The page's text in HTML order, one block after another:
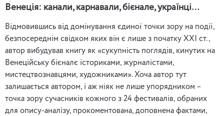
Венеція: канали, карнавали, бієнале, українці…
Відмовившись від домінування єдиної точки зору на події,
безпосереднім свідком яких він є лише з початку ХХІ ст.,
автор вибудував книгу як «сукупність поглядів, кинутих на
Венеційську бієналє істориками, журналістами,
мистецтвознавцями, художниками». Хоча автор тут
залишається автором, і аж ніяк не лише упорядником –
точка зору сучасників кожного з 24 фестивалів, обраних
для опису-аналізу, прокоментована, доповнена фактами,